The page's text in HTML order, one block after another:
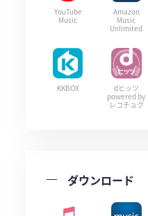
YouTube
Music
Amazon
Music
Unlimited
KKBOX
dヒッツ
powered by
レコチョク
ダウンロード